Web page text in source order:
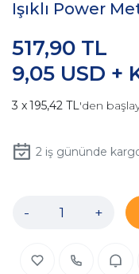
Işıklı Power
9,05 USD +
517,90 TL
195,42 TL'den
2iş gününde
- +